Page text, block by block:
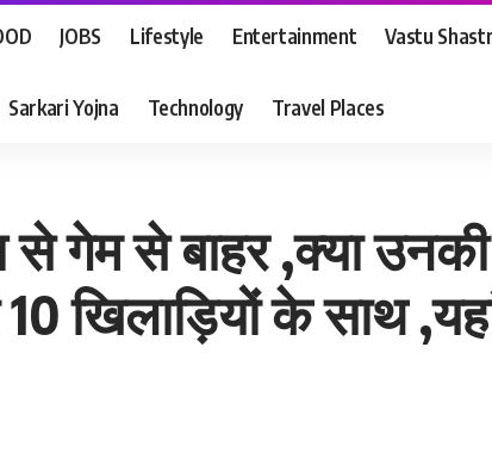
JOBS Lifestyle Entertainment Vastu
Sarkari Yojna Technology Travel Places
गेम से बाहर ,क्या
खिलाड़ियों के साथ